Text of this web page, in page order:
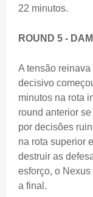
22 minutos.
ROUND 5 -
A tensão
decisivo
minutos na rota
round anterior
por decisões
na rota superior
destruir as
esforço, o
a final.